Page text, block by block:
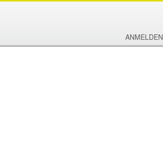
ANMELDEN